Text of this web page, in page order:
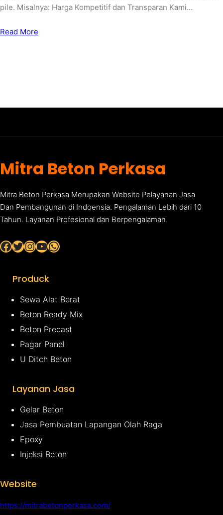
pile. Misalnya: Harga Kompetitif dan Transparan Kami…
Read More
Mitra Beton Perkasa
Mitra Beton Perkasa Merupakan Website Pelayanan Jasa
Dan Pembangunan di Indoensia. Pengalaman Lebih dari 10
Tahun. Layanan Profesional dan Berpengalaman.
Facebook Twitter InstagramYouTube WhatsApp
Produck
Sewa Alat Berat
Beton Ready Mix
Beton Precast
Pagar Panel
U Ditch Beton
Layanan Jasa
Gelar Beton
Jasa Pembuatan Lapangan Olah Raga
Epoxy
Injeksi Beton
Website
https://mitrabetonperkasa.com/